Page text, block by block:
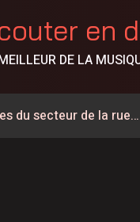
en
DE LA
du secteur de la rue